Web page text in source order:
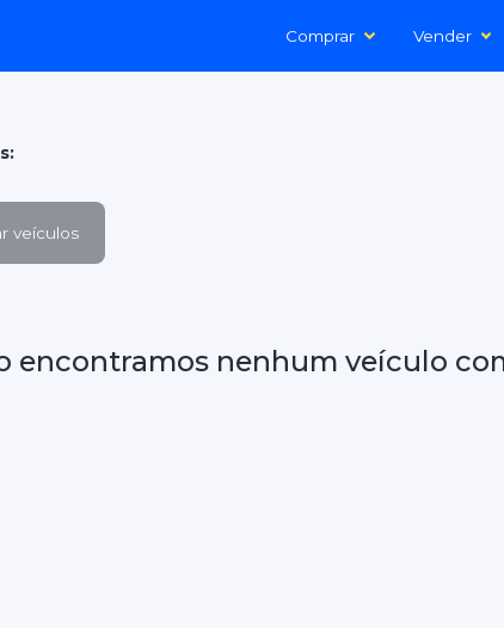
Comprar Vender
veículos
encontramos nenhum veículo